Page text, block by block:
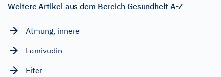
Weitere Artikel aus dem Bereich Gesundheit A-Z
Atmung, innere
Lamivudin
Eiter